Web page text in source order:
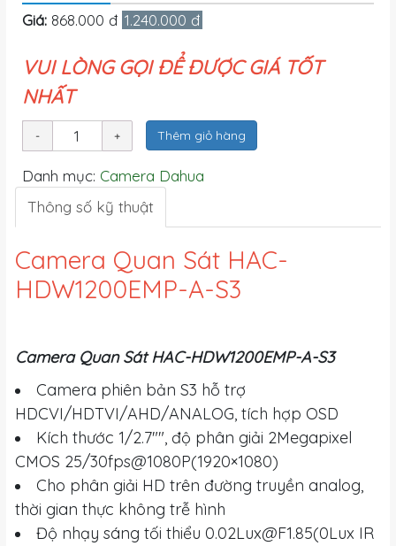
Giá: 868.000 đ 1.240.000 đ
VUI LÒNG GỌI ĐỂ ĐƯỢC GIÁ TỐT
NHẤT
Thêm giỏ hàng
Danh mục: Camera Dahua
Thông số kỹ thuật
Camera Quan Sát HAC-
HDW1200EMP-A-S3
Camera Quan Sát HAC-HDW1200EMP-A-S3
Camera phiên bản S3 hỗ trợ
HDCVI/HDTVI/AHD/ANALOG, tích hợp OSD
Kích thước 1/2.7"", độ phân giải 2Megapixel
CMOS 25/30fps@1080P(1920×1080)
Cho phân giải HD trên đường truyền analog,
thời gian thực không trễ hình
Độ nhạy sáng tối thiểu 0.02Lux@F1.85(0Lux IR